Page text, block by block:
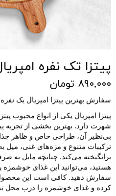
پیتزا تک نفره
۸۹۰,۰۰۰ تومان
سفارش بهترین پیتزا امپریال یک
پیتزا امپریال یکی از انواع محبوب
شهرت دارد. بهترین بخشی از تجربه
بی‌نظیر آن، طراحی خاص و ظاهر
ترکیبات متنوع و مزه‌های غنی،
برانگیخته می‌کند. چنانچه مایل به
هستید، می‌توانید این غذای خوشمزه
سفارش دهید. کافی است این محصول
کرده و غذای خوشمزه را درب محل